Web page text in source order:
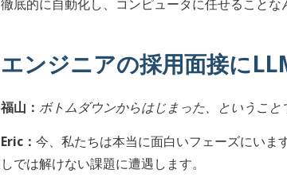
徹底的に自動化し、コンピュータに任せることな
エンジニアの採用面接に
福山： ボトムダウンからはじまった、ということ
Eric： 今、私たちは本当に面白いフェーズにい
しでは解けない課題に遭遇します。